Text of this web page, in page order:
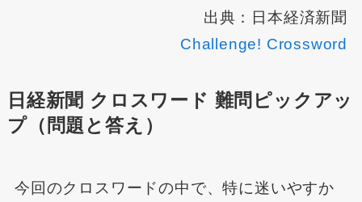
出典：日本経済新聞
Challenge! Crossword
日経新聞 クロスワード 難問ピックアッ
プ（問題と答え）
今回のクロスワードの中で、特に迷いやすか